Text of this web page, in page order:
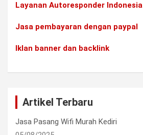
Layanan Autoresponder Indonesia
Jasa pembayaran dengan paypal
Iklan banner dan backlink
Artikel Terbaru
Jasa Pasang Wifi Murah Kediri